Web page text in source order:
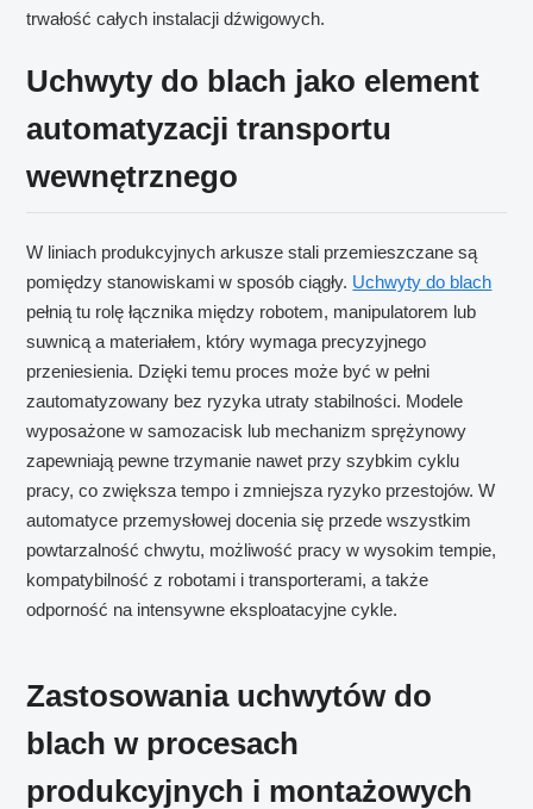
trwałość całych instalacji dźwigowych.
Uchwyty do blach jako element
automatyzacji transportu
wewnętrznego
W liniach produkcyjnych arkusze stali przemieszczane są
pomiędzy stanowiskami w sposób ciągły. Uchwyty do blach
pełnią tu rolę łącznika między robotem, manipulatorem lub
suwnicą a materiałem, który wymaga precyzyjnego
przeniesienia. Dzięki temu proces może być w pełni
zautomatyzowany bez ryzyka utraty stabilności. Modele
wyposażone w samozacisk lub mechanizm sprężynowy
zapewniają pewne trzymanie nawet przy szybkim cyklu
pracy, co zwiększa tempo i zmniejsza ryzyko przestojów. W
automatyce przemysłowej docenia się przede wszystkim
powtarzalność chwytu, możliwość pracy w wysokim tempie,
kompatybilność z robotami i transporterami, a także
odporność na intensywne eksploatacyjne cykle.
Zastosowania uchwytów do
blach w procesach
produkcyjnych i montażowych